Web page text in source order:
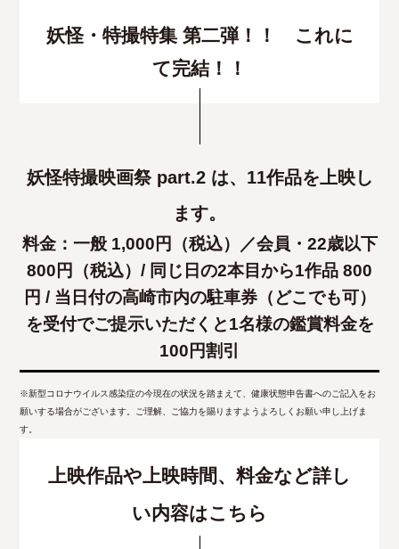
妖怪・特撮特集 第二弾！！ これに
て完結！！
妖怪特撮映画祭 part.2 は、11作品を上映し
ます。
料金：一般 1,000円（税込）／会員・22歳以下
800円（税込）/ 同じ日の2本目から1作品 800
円 / 当日付の高崎市内の駐車券（どこでも可）
を受付でご提示いただくと1名様の鑑賞料金を
100円割引
※新型コロナウイルス感染症の今現在の状況を踏まえて、健康状態申告書へのご記入をお
願いする場合がございます。ご理解、ご協力を賜りますようよろしくお願い申し上げま
す。
上映作品や上映時間、料金など詳し
い内容はこちら